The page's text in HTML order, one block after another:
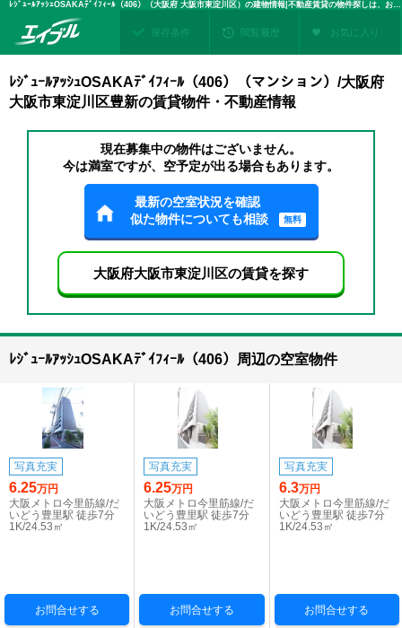
ﾚｼﾞｭｰﾙｱｯｼｭOSAKAﾃﾞｲﾌｨｰﾙ（406）（大阪府 大阪市東淀川区）の建物情報|不動産賃貸の物件探しは、お部屋探しのエイブル
保存条件 閲覧履歴 お気に入り
ﾚｼﾞｭｰﾙｱｯｼｭOSAKAﾃﾞｲﾌｨｰﾙ（406）（マンション）/大阪府
大阪市東淀川区豊新の賃貸物件・不動産情報
現在募集中の物件はございません。
今は満室ですが、空予定が出る場合もあります。
最新の空室状況を確認
似た物件についても相談
無料
大阪府大阪市東淀川区の賃貸を探す
ﾚｼﾞｭｰﾙｱｯｼｭOSAKAﾃﾞｲﾌｨｰﾙ（406）周辺の空室物件
写真充実
6.25万円
大阪メトロ今里筋線/だ
いどう豊里駅 徒歩7分
1K/24.53㎡
お問合せする
写真充実
6.25万円
大阪メトロ今里筋線/だ
いどう豊里駅 徒歩7分
1K/24.53㎡
お問合せする
写真充実
6.3万円
大阪メトロ今里筋線/だ
いどう豊里駅 徒歩7分
1K/24.53㎡
お問合せする